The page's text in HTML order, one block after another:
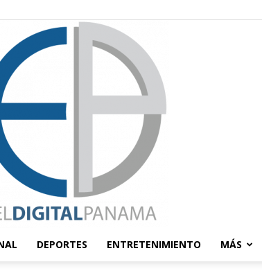
DEPORTES ENTRETENIMIENTO MÁS